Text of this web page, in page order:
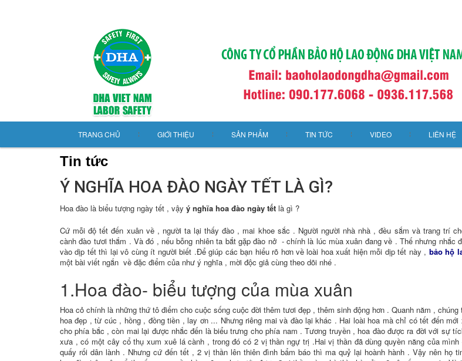
TRANG CHỦ GIỚI THIỆU SẢN PHẨM TIN TỨC VIDEO LIÊN HỆ
Tin tức
Ý NGHĨA HOA ĐÀO NGÀY TẾT LÀ GÌ?
Hoa đào là biểu tượng ngày tết , vậy ý nghĩa hoa đào ngày tết là gì ?
Cứ mỗi độ tết đến xuân về , người ta lại thấy đào , mai khoe sắc . Người người nhà nhà , đều sắm và trang trí
cành đào tươi thắm . Và đó , nếu bỗng nhiên ta bắt gặp đào nở - chính là lúc mùa xuân đang về . Thế nhưng nhắc
vào dịp tết thì lại vô cùng ít người biết .Để giúp các bạn hiểu rõ hơn về loài hoa xuất hiện mỗi dịp tết này , bảo hộ
một bài viết ngắn về đặc điểm của như ý nghĩa , mời độc giả cùng theo dõi nhé .
1.Hoa đào- biểu tượng của mùa xuân
Hoa cỏ chính là những thứ tô điểm cho cuộc sống cuộc đời thêm tươi đẹp , thêm sinh động hơn . Quanh năm ,
hoa đẹp , từ cúc , hồng , đồng tiền , lay ơn ... Nhưng riêng mai và đào lại khác . Hai loài hoa mà chỉ có tết đến
cho phía bắc , còn mai lại được nhắc đến là biểu trưng cho phía nam . Tương truyền , hoa đào được ra đời với sự
xưa , có một cây cổ thụ xum xuê lá cành , trong đó có 2 vị thần ngự trị .Hai vị thần đã dùng quyền năng của
quấy rối dân lành . Nhưng cứ đến tết , 2 vị thần lên thiên đình bẩm báo thì ma quỷ lại hoành hành . Vậy nên họ